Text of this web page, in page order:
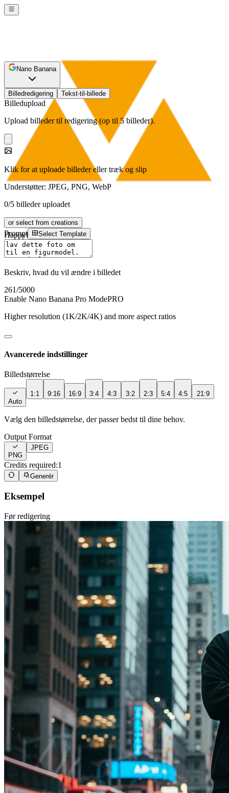
HappyHourse
Sign In
Nano Banana
Billedredigering Tekst-til-billede
Billedupload
Upload billeder til redigering (op til 5 billeder).
Klik for at uploade billeder eller træk og slip
Understøtter: JPEG, PNG, WebP
0/5 billeder uploadet
or select from creations
Prompt Select Template
Beskriv, hvad du vil ændre i billedet
261/5000
Enable Nano Banana Pro ModePRO
Higher resolution (1K/2K/4K) and more aspect ratios
Avancerede indstillinger
Billedstørrelse
Auto
1:1 9:16 16:9 3:4 4:3 3:2 2:3 5:4 4:5 21:9
Vælg den billedstørrelse, der passer bedst til dine behov.
Output Format
PNG
JPEG
Credits required:1
Generér
Eksempel
Før redigering